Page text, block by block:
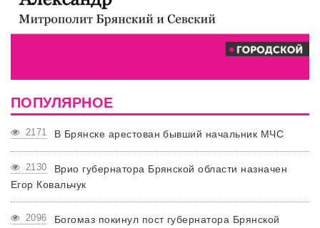
ПОПУЛЯРНОЕ
2171 В Брянске арестован бывший начальник МЧС
2130
Врио губернатора Брянской области назначен
Егор Ковальчук
2096
Богомаз покинул пост губернатора Брянской